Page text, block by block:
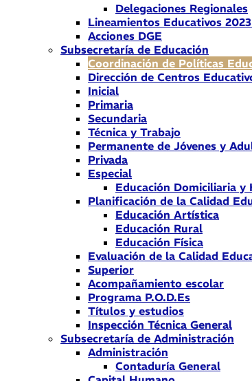
Delegaciones Regionales
Lineamientos Educativos
Acciones DGE
Subsecretaría de Educación
Coordinación de Políticas
Dirección de Centros
Inicial
Primaria
Secundaria
Técnica y Trabajo
Permanente de Jóvenes y
Privada
Especial
Educación Domiciliaria y
Planificación de la Calidad
Educación Artística
Educación Rural
Educación Física
Evaluación de la Calidad
Superior
Acompañamiento escolar
Programa P.O.D.Es
Títulos y estudios
Inspección Técnica General
Subsecretaría de Administración
Administración
Contaduría General